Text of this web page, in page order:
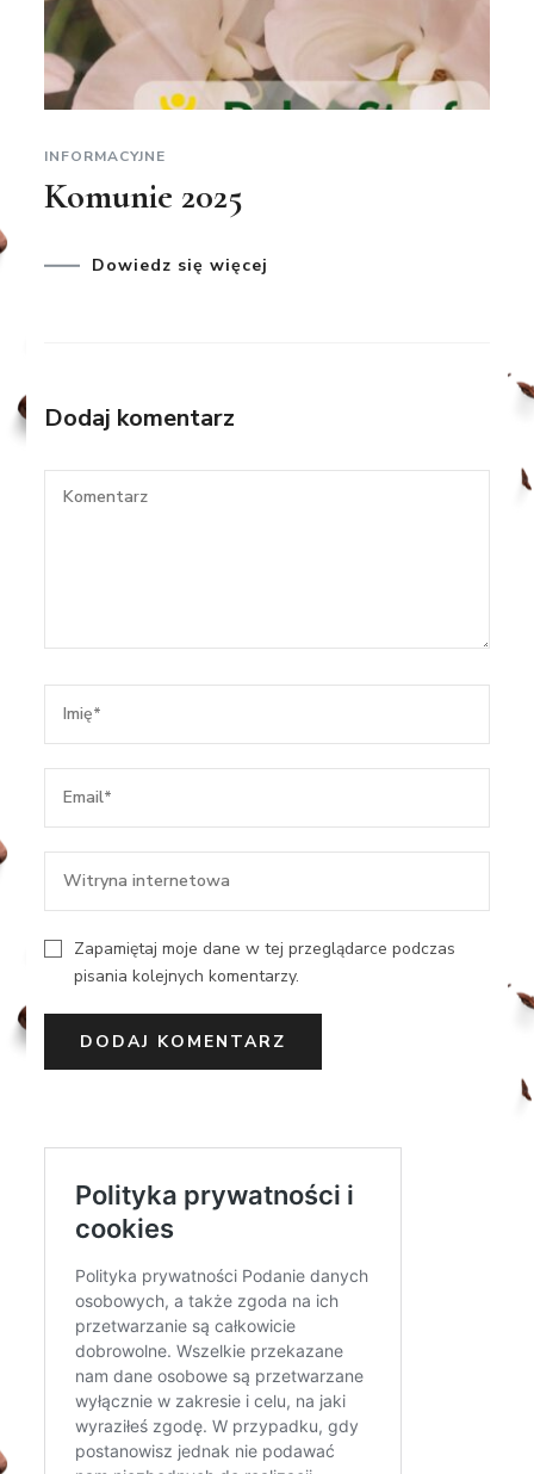
INFORMACYJNE
Komunie 2025
Dowiedz się więcej
Dodaj komentarz
Zapamiętaj moje dane w tej przeglądarce podczas
pisania kolejnych komentarzy.